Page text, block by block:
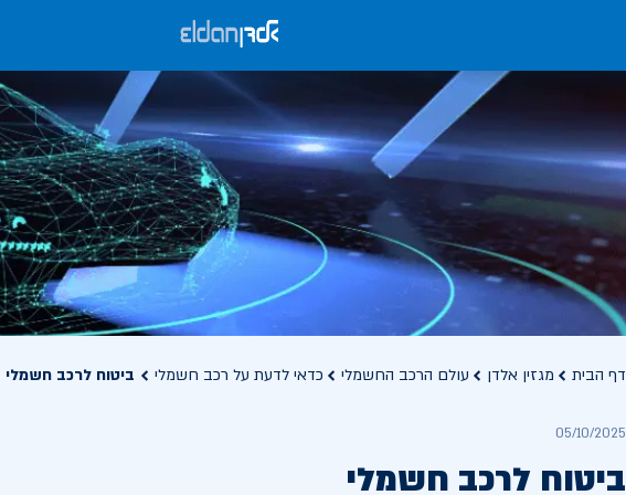
דף הבית מגזין אלדן עולם הרכב החשמלי כדאי לדעת על רכב חשמלי ביטוח לרכב חשמלי
05/10/2025
ביטוח לרכב חשמלי